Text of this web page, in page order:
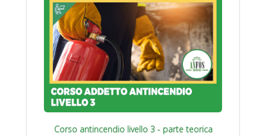
Corso antincendio livello 3 - parte teorica